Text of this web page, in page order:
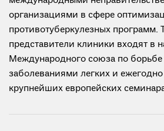
организациями в сфере
противотуберкулезных программ.
представители клиники входят в
Международного союза по борьбе
заболеваниями легких и
крупнейших европейских